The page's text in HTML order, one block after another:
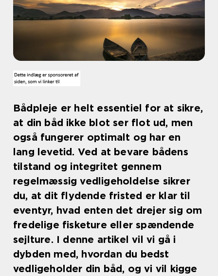
Bådpleje er helt essentiel for at sikre,
at din båd ikke blot ser flot ud, men
også fungerer optimalt og har en
lang levetid. Ved at bevare bådens
tilstand og integritet gennem
regelmæssig vedligeholdelse sikrer
du, at dit flydende fristed er klar til
eventyr, hvad enten det drejer sig om
fredelige fisketure eller spændende
sejlture. I denne artikel vil vi gå i
dybden med, hvordan du bedst
vedligeholder din båd, og vi vil kigge